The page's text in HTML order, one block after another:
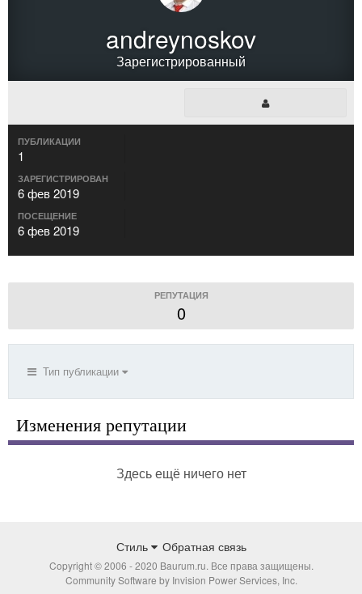
andreynoskov
Зарегистрированный
ПУБЛИКАЦИИ
1
ЗАРЕГИСТРИРОВАН
6 фев 2019
ПОСЕЩЕНИЕ
6 фев 2019
РЕПУТАЦИЯ
0
Тип публикации
Изменения репутации
Здесь ещё ничего нет
Стиль Обратная связь
Copyright © 2006 - 2020 Baurum.ru. Все права защищены.
Community Software by Invision Power Services, Inc.